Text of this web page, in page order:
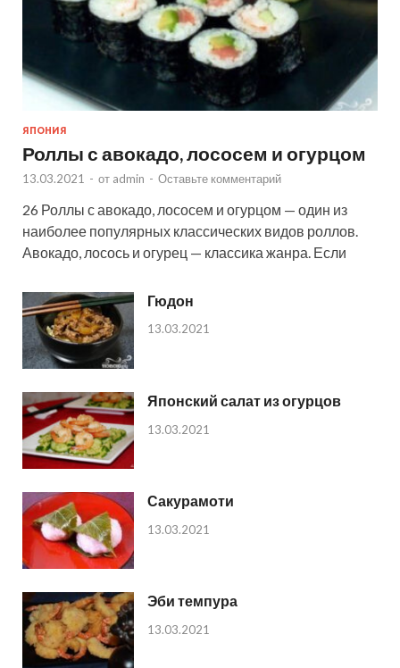
ЯПОНИЯ
Роллы с авокадо, лососем и огурцом
13.03.2021 - от admin - Оставьте комментарий
26 Роллы с авокадо, лососем и огурцом — один из
наиболее популярных классических видов роллов.
Авокадо, лосось и огурец — классика жанра. Если
Гюдон
13.03.2021
Японский салат из огурцов
13.03.2021
Сакурамоти
13.03.2021
Эби темпура
13.03.2021